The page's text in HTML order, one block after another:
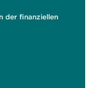
der finanziellen